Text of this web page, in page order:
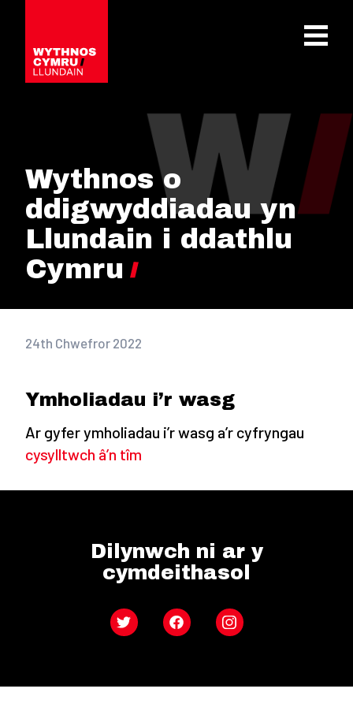
OPEN
Wythnos o
ddigwyddiadau yn
Llundain i ddathlu
Cymru
24th Chwefror 2022
Ymholiadau i’r wasg
Ar gyfer ymholiadau i’r wasg a’r cyfryngau
cysylltwch â’n tîm
Dilynwch ni ar y
cymdeithasol
Twitter FacebookInstagram